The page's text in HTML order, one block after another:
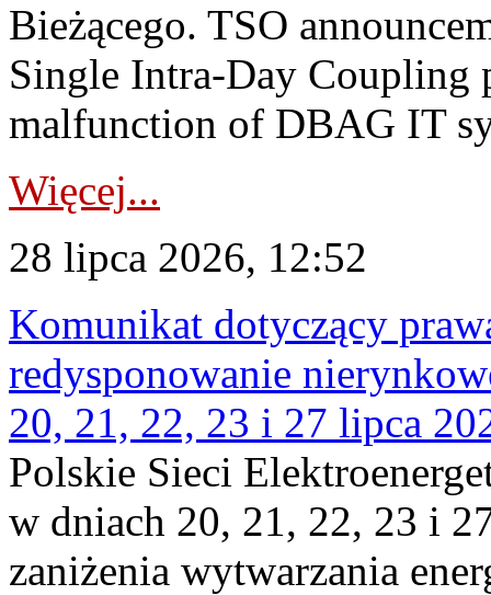
Bieżącego. TSO
Single Intra-Day Coupling
malfunction of DBAG IT
Więcej...
28 lipca 2026, 12:52
Komunikat dotyczący
redysponowanie
20, 21, 22, 23 i 27 lipca
Polskie Sieci
w dniach 20, 21, 22, 23 i
zaniżenia wytwarzania